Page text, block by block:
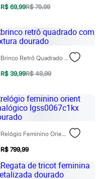
R$ 69,99R$ 79,99
Brinco Retrô Quadrado Com Textura Dourado
R$ 39,99R$ 49,99
Relógio Feminino Orient Analógico Lgss0067c1kx Dourado
R$ 799,99